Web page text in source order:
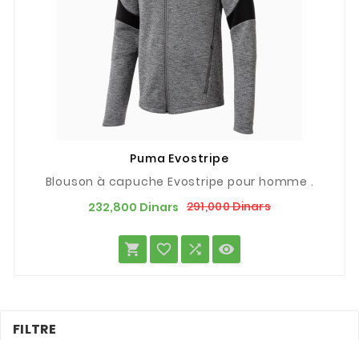
Puma Evostripe
Blouson à capuche Evostripe pour homme .
232,800 Dinars 291,000 DinarsPrix
Prix
   
FILTRE